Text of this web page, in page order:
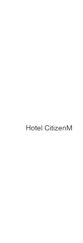
Hotel CitizenM